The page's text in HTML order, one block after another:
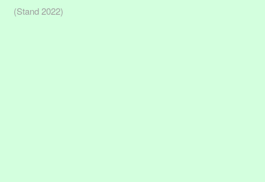
(Stand 2022)